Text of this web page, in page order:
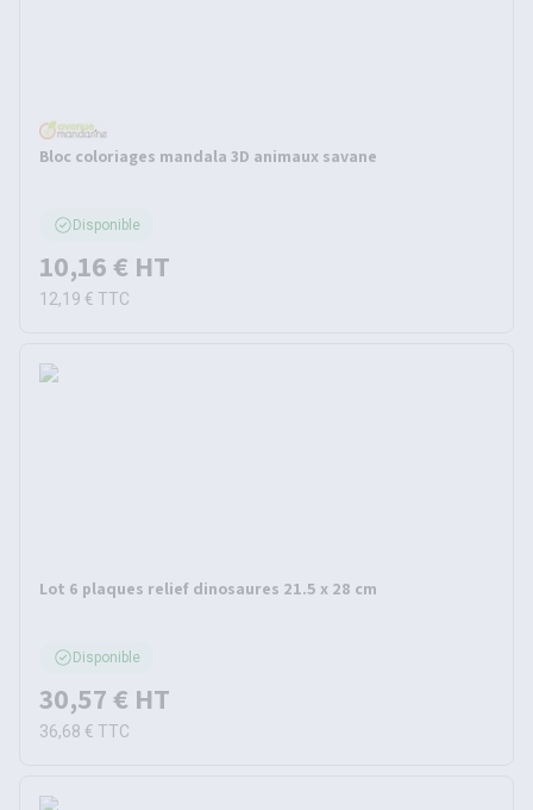
Bloc coloriages mandala 3D animaux savane
Disponible
10,16 € HT
12,19 € TTC
Lot 6 plaques relief dinosaures 21.5 x 28 cm
Disponible
30,57 € HT
36,68 € TTC